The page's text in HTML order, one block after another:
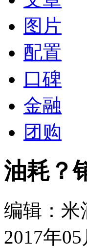
图片
配置
口碑
金融
团购
油耗？
编辑：米
2017年